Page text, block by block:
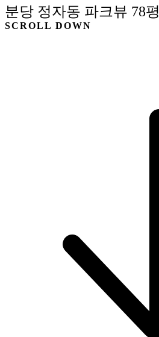
분당 정자동 파크뷰 78평
SCROLL DOWN